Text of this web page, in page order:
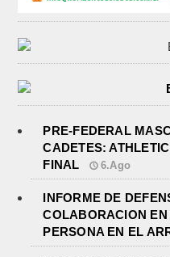
PRE-FEDERAL
CADETES:
FINAL
6.Ago
INFORME DE
COLABORACION
PERSONA EN EL